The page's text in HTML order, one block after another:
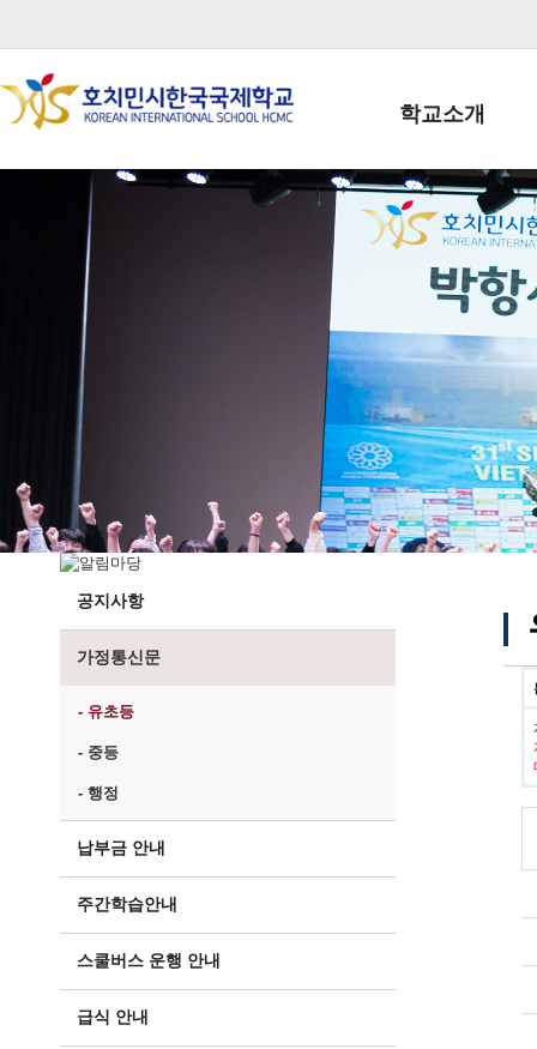
학교소개
학교장인사말
학생회장인사말
학교상징
학교 CI
교직원현황
학생현황
위치/전화
전경사진
공지사항
가정통신문
- 유초등
- 중등
- 행정
납부금 안내
주간학습안내
스쿨버스 운행 안내
급식 안내